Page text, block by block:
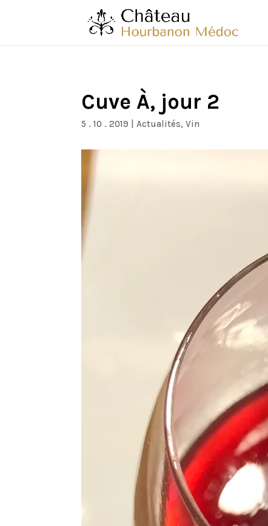
Cuve À, jour 2
5 . 10 . 2019 |Actualités,Vin